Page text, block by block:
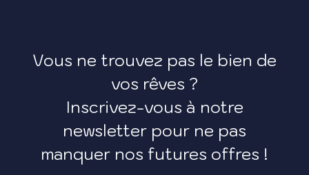
Vous ne trouvez pas le bien de
vos rêves ?
Inscrivez-vous à notre
newsletter pour ne pas
manquer nos futures offres !